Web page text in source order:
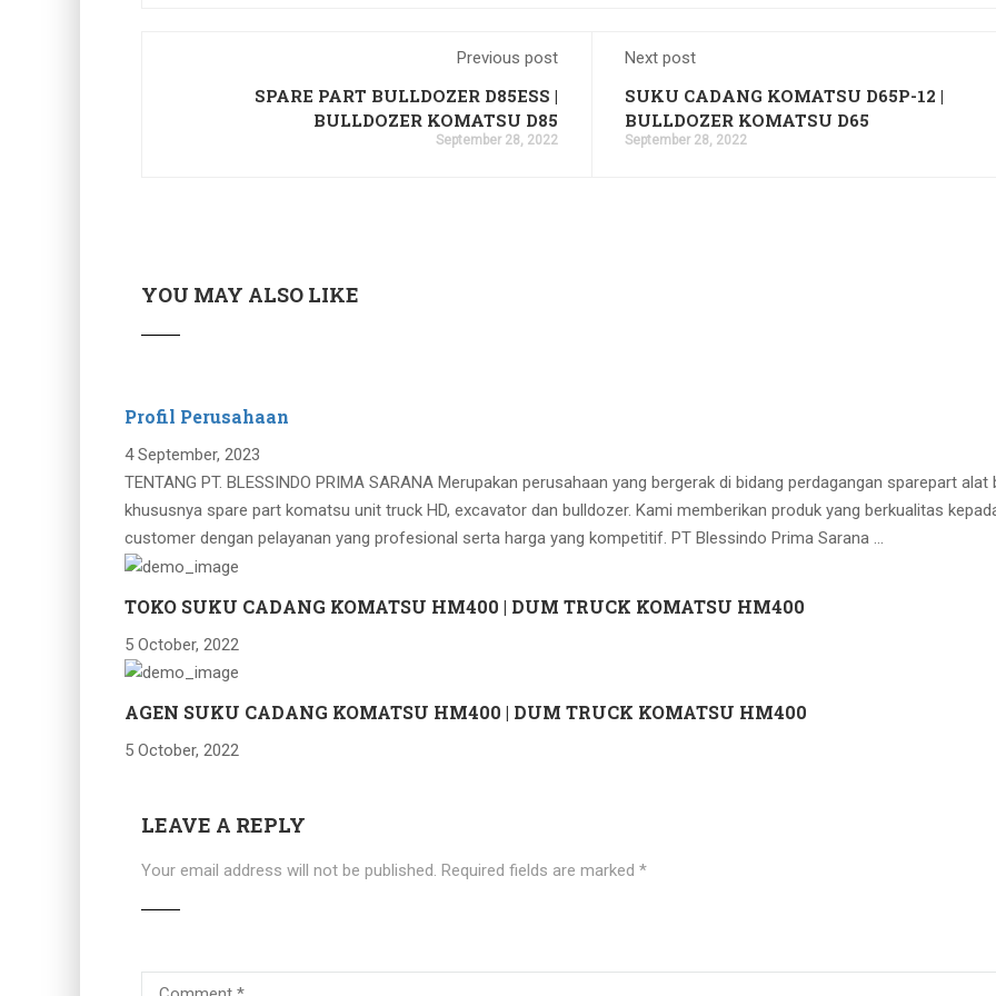
Previous post
SPARE PART BULLDOZER D85ESS |
BULLDOZER KOMATSU D85
September 28, 2022
Next post
SUKU CADANG KOMATSU D65P-12 |
BULLDOZER KOMATSU D65
September 28, 2022
YOU MAY ALSO LIKE
Profil Perusahaan
4 September, 2023
TENTANG PT. BLESSINDO PRIMA SARANA Merupakan perusahaan yang bergerak di bidang perdagangan sparepart alat
khususnya spare part komatsu unit truck HD, excavator dan bulldozer. Kami memberikan produk yang berkualitas
customer dengan pelayanan yang profesional serta harga yang kompetitif. PT Blessindo Prima Sarana …
TOKO SUKU CADANG KOMATSU HM400 | DUM TRUCK KOMATSU HM400
5 October, 2022
AGEN SUKU CADANG KOMATSU HM400 | DUM TRUCK KOMATSU HM400
5 October, 2022
LEAVE A REPLY
Your email address will not be published. Required fields are marked *